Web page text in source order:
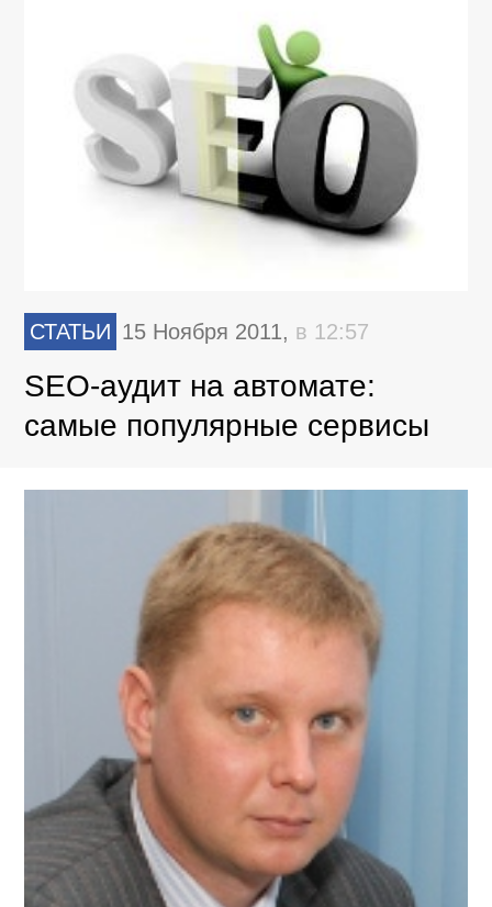
СТАТЬИ 15 Ноября 2011, в 12:57
SEO-аудит на автомате:
самые популярные сервисы